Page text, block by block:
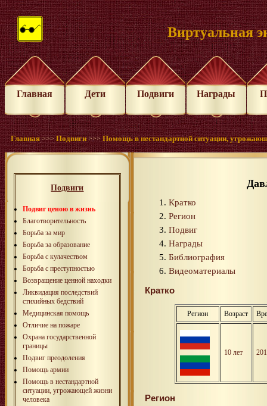
Виртуальная
Главная Дети Подвиги Награды
Главная >>>Подвиги >>>Помощь в нестандартной ситуации,
Подвиги
Подвиг ценою в жизнь
Благотворительность
Борьба за мир
Борьба за образование
Борьба с кулачеством
Борьба с преступностью
Возвращение ценной находки
Ликвидация последствий
стихийных бедствий
Медицинская помощь
Отличие на пожаре
Охрана государственной
границы
Подвиг преодоления
Помощь армии
Помощь в нестандартной
ситуации, угрожающей жизни
человека
Кратко
Регион
Подвиг
Награды
Библиография
Видеоматериалы
Кратко
Регион Возраст
10 лет
Регион